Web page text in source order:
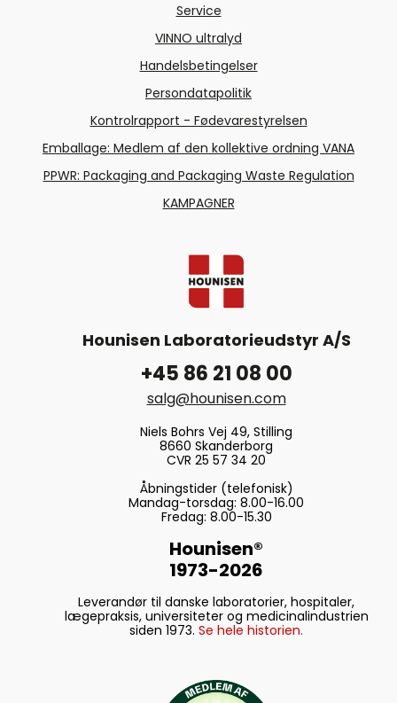
Service
VINNO ultralyd
Handelsbetingelser
Persondatapolitik
Kontrolrapport - Fødevarestyrelsen
Emballage: Medlem af den kollektive ordning VANA
PPWR: Packaging and Packaging Waste Regulation
KAMPAGNER
Hounisen Laboratorieudstyr A/S
+45 86 21 08 00
salg@hounisen.com
Niels Bohrs Vej 49, Stilling
8660 Skanderborg
CVR 25 57 34 20
Åbningstider (telefonisk)
Mandag-torsdag: 8.00-16.00
Fredag: 8.00-15.30
Hounisen®
1973-2026
Leverandør til danske laboratorier, hospitaler,
lægepraksis, universiteter og medicinalindustrien
siden 1973. Se hele historien.